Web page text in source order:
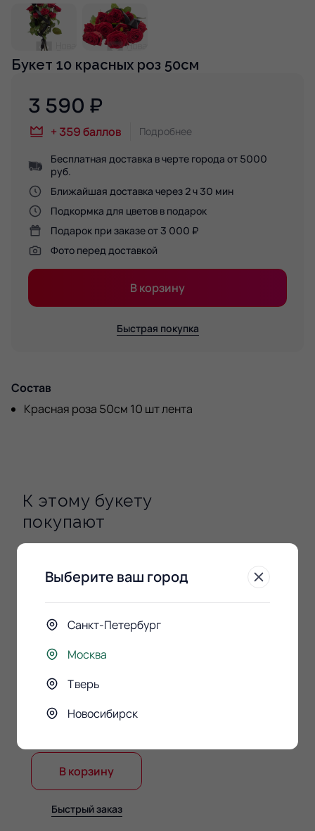
Букет 10 красных роз 50см
3 590 ₽
+ 359баллов Подробнее
Бесплатная доставка в черте города от 5000
руб.
Ближайшая доставка через 2 ч 30 мин
Подкормка для цветов в подарок
Подарок при заказе от 3 000 ₽
Фото перед доставкой
В корзину
Быстрая покупка
Состав
Красная роза 50см 10 шт лента
К этому букету
покупают
Конфеты Raffaello 150гр.
В корзину
Быстрый заказ
Выберите ваш город
Санкт-Петербург
Москва
Тверь
Новосибирск